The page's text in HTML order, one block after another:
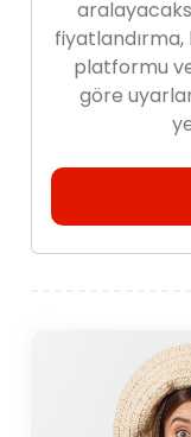
fiyatlandırma,
platformu
göre